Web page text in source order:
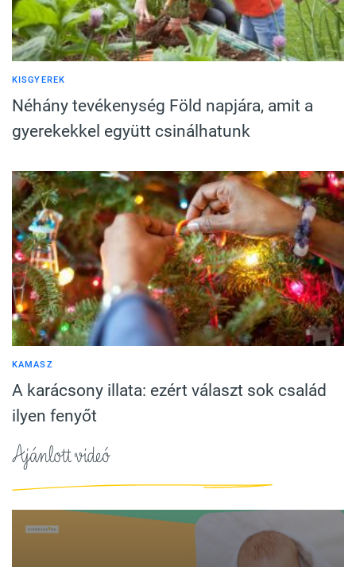
KISGYEREK
Néhány tevékenység Föld napjára, amit a
gyerekekkel együtt csinálhatunk
KAMASZ
A karácsony illata: ezért választ sok család
ilyen fenyőt
Ajánlott videó